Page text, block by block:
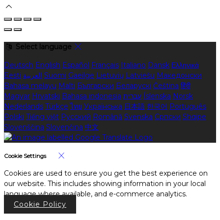
Select language
Deutsch English Español Français Italiano Dansk Ελληνικά
Eesti العربية Suomi Gaeilge Lietuvių Latviešu Македонски
Bahasa melayu Malti Български Беларускі Čeština हिंदी
Magyar Hrvatski Bahasa indonesia עברית Íslenska Norsk
Nederlands Türkçe ไทย Українська 日本語 한국어 Português
Polski Tiếng việt Русский Română Svenska Српски Shqipe
Slovenščina Slovenčina 中文
Cookie Settings
Cookies are used to ensure you get the best experience on
our website. This includes showing information in your local
language where available, and e-commerce analytics.
Cookie Policy